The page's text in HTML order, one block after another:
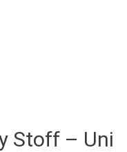
Stoff – Uni